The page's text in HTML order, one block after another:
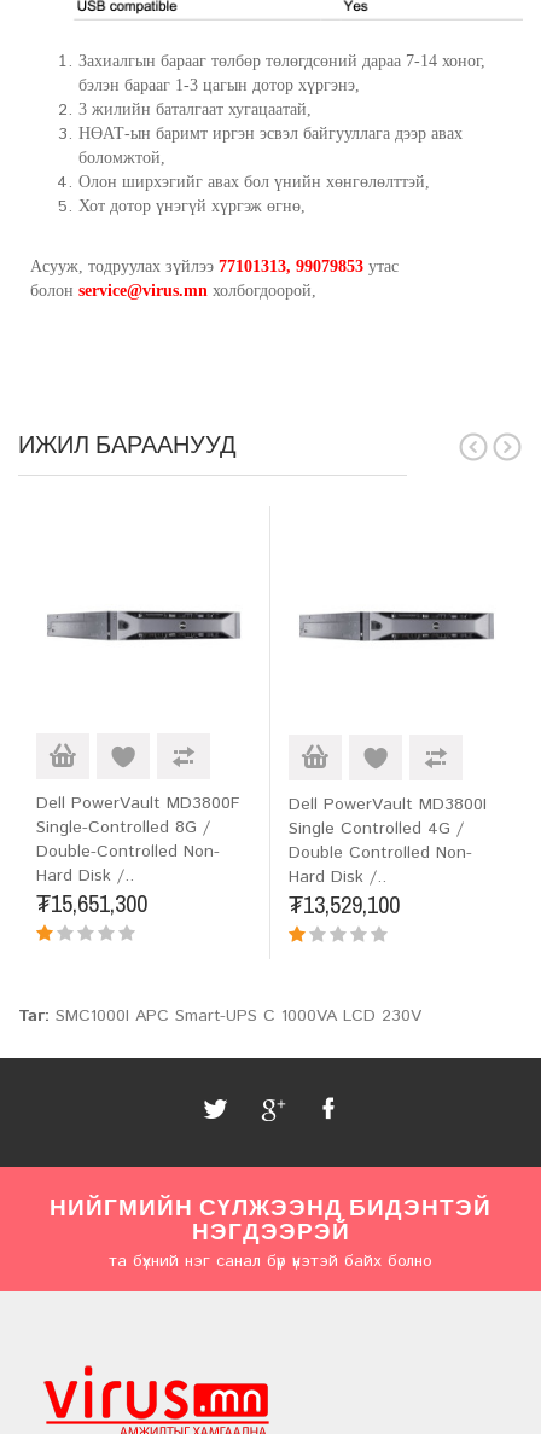
Захиалгын барааг төлбөр төлөгдсөний дараа 7-14 хоног,
бэлэн барааг 1-3 цагын дотор хүргэнэ,
3 жилийн баталгаат хугацаатай,
НӨАТ-ын баримт иргэн эсвэл байгууллага дээр авах
боломжтой,
Олон ширхэгийг авах бол үнийн хөнгөлөлттэй,
Хот дотор үнэгүй хүргэж өгнө,
Асууж, тодруулах зүйлээ 77101313, 99079853 утас
болон service@virus.mn холбогдоорой,
ИЖИЛ БАРААНУУД
Dell PowerVault MD3800F
Single-Controlled 8G /
Double-Controlled Non-
Hard Disk /..
₮15,651,300
Dell PowerVault MD3800I
Single Controlled 4G /
Double Controlled Non-
Hard Disk /..
₮13,529,100
Таг: SMC1000I APC Smart-UPS C 1000VA LCD 230V
НИЙГМИЙН СҮЛЖЭЭНД БИДЭНТЭЙ
НЭГДЭЭРЭЙ
та бүхний нэг санал бүр үнэтэй байх болно